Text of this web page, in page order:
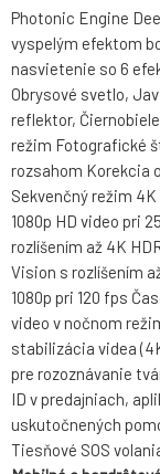
Photonic Engine
vyspelým efektom
nasvietenie so 6
Obrysové svetlo,
reflektor,
režim Fotografické
rozsahom Korekcia
Sekvenčný režim
1080p HD video pri
rozlíšením až 4K
Vision s rozlíšením
1080p pri 120 fps
video v nočnom
stabilizácia videa
pre rozoznávanie
ID v predajniach,
uskutočnených
Tiesňové SOS